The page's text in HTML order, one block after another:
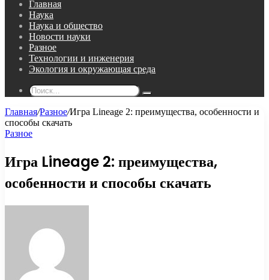
Главная
Наука
Наука и общество
Новости науки
Разное
Технологии и инженерия
Экология и окружающая среда
Поиск...
Главная/Разное/Игра Lineage 2: преимущества, особенности и
способы скачать
Разное
Игра Lineage 2: преимущества,
особенности и способы скачать